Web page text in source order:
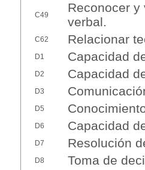
C49
Reconocer y
verbal.
C62 Relacionar
D1 Capacidad
D2 Capacidad
D3
D5
D6 Capacidad
D7 Resolución
D8 Toma de